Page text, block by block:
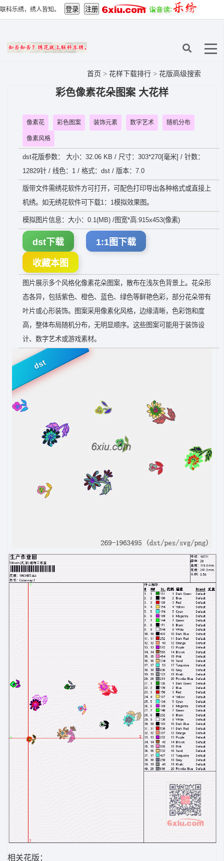
联科乐绣，绣人皆知。
首页 > 花样下载排行 > 花版高级搜索
彩色像素花朵图案 大花样
像素花 彩色图案 装饰元素 数字艺术 随机分布
像素风格
dst花版参数： 大小：32.06 KB / 尺寸：303*270[毫米] / 针数：
12829针 / 线色：1 / 格式：dst / 版本：7.0
版带文件需绣花软件方可打开，可配色打印导出各种格式或直接上
机绣。如无绣花软件可下载1：1模拟效果图。
模拟图片信息：大小：0.1(MB) /图宽*高:915x453(像素)
dst下载 1:1图下载
收藏本图
图片展示多个风格化像素花朵图案，散布在浅灰色背景上。花朵形
态各异，包括紫色、橙色、蓝色、绿色等鲜艳色彩，部分花朵带有
叶片或心形装饰。图案采用像素化风格，边缘清晰，色彩饱和度
高，整体布局随机分布，无明显顺序。这些图案可能用于装饰设
计、数字艺术或游戏素材。
dst
相关花版：